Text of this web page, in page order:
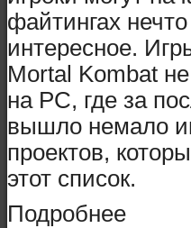
файтингах
интересное.
Mortal Kombat
на PC, где за
вышло немало
проектов,
этот список.
Подробнее